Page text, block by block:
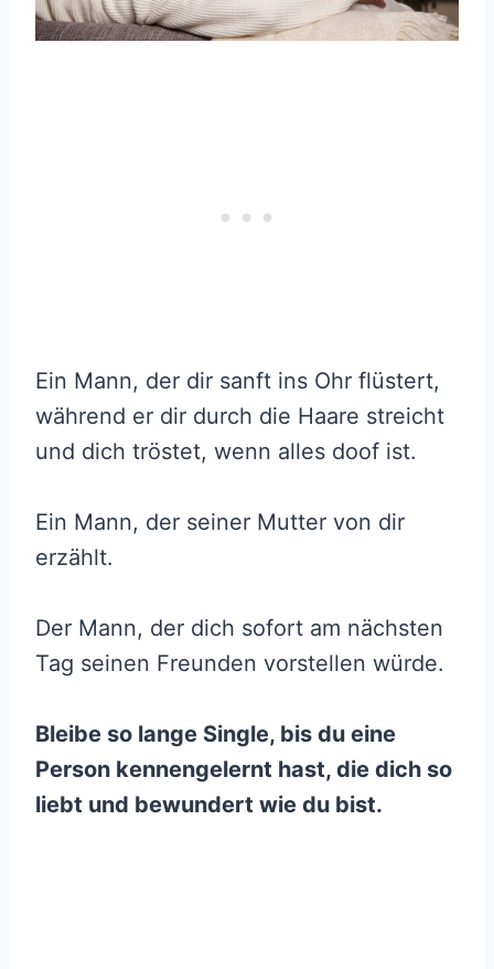
Ein Mann, der dir sanft ins Ohr flüstert,
während er dir durch die Haare streicht
und dich tröstet, wenn alles doof ist.
Ein Mann, der seiner Mutter von dir
erzählt.
Der Mann, der dich sofort am nächsten
Tag seinen Freunden vorstellen würde.
Bleibe so lange Single, bis du eine
Person kennengelernt hast, die dich so
liebt und bewundert wie du bist.